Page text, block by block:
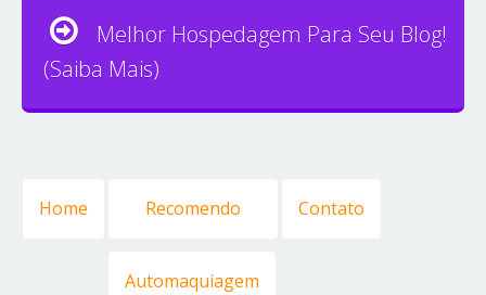
Melhor Hospedagem Para Seu Blog!
(Saiba Mais)
Home Recomendo
Automaquiagem
Contato